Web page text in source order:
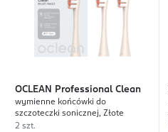
OCLEAN Professional Clean
wymienne końcówki do
szczoteczki sonicznej, Złote
2 szt.